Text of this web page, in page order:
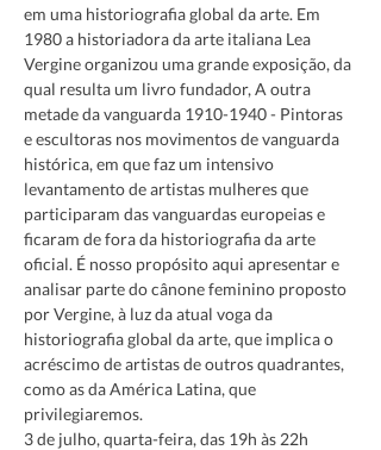
em uma historiografia global da arte. Em
1980 a historiadora da arte italiana Lea
Vergine organizou uma grande exposição, da
qual resulta um livro fundador, A outra
metade da vanguarda 1910-1940 - Pintoras
e escultoras nos movimentos de vanguarda
histórica, em que faz um intensivo
levantamento de artistas mulheres que
participaram das vanguardas europeias e
ficaram de fora da historiografia da arte
oficial. É nosso propósito aqui apresentar e
analisar parte do cânone feminino proposto
por Vergine, à luz da atual voga da
historiografia global da arte, que implica o
acréscimo de artistas de outros quadrantes,
como as da América Latina, que
privilegiaremos.
3 de julho, quarta-feira, das 19h às 22h